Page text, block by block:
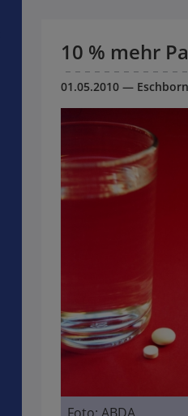
10 % mehr
01.05.2010 — Eschborn